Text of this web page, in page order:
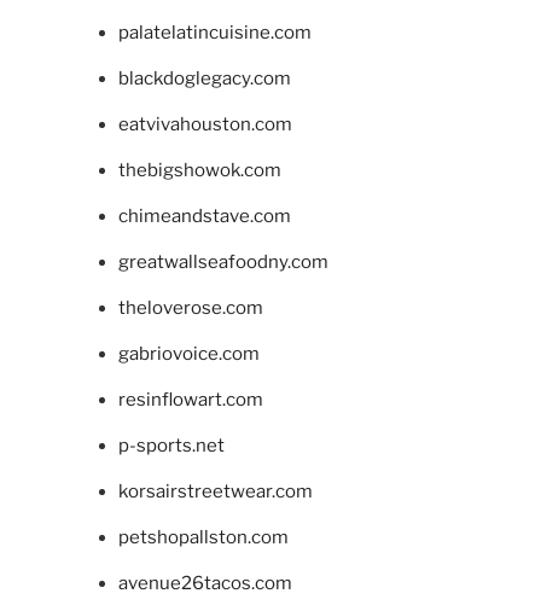
palatelatincuisine.com
blackdoglegacy.com
eatvivahouston.com
thebigshowok.com
chimeandstave.com
greatwallseafoodny.com
theloverose.com
gabriovoice.com
resinflowart.com
p-sports.net
korsairstreetwear.com
petshopallston.com
avenue26tacos.com